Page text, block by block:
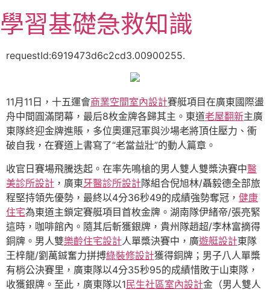
至
主
學習基礎急救知識
requestId:6919473d6c2cd3.00900255.
11月11日，十五運會商業空間室內設計賽艇項目在廣東國際盪
舟中間圓滿閉幕，最后8枚金牌各歸其主。東道老屋翻新主廣
東隊終迎金牌進賬，多位奧運冠軍與沙場老將頂住壓力、衝
破自我，在賽道上書寫了“老當益壯”的動人篇章。
收官日賽場飛騰迭起。在率先鳴槍的男人雙人雙槳決賽中醫
美診所設計 ，廣東牙醫診所設計隊組合倪旭林/聶毅德全部旅
程堅持領先優勢，最終以4分36秒49的成績強勢奪冠， 健康
住宅為東道主鎖定賽艇項目首枚金牌。湖南隊伊緒帝/張亮緊
這時，咖啡館內。隨其后斬獲銀牌，貴州隊趙超/李林富摘得
銅牌。男人雙樂齡住宅設計人單槳決賽中，廣遊艇設計東隊
王梓龍/劉萬鋮奮力拼搏綠裝修設計獲得銅牌；男子八人單槳
有梢公決賽里，廣東隊以4分35秒95的成績惜敗于山東隊，
收獲銀牌。至此，廣東隊以1 民生社區室內設計金（男人雙人